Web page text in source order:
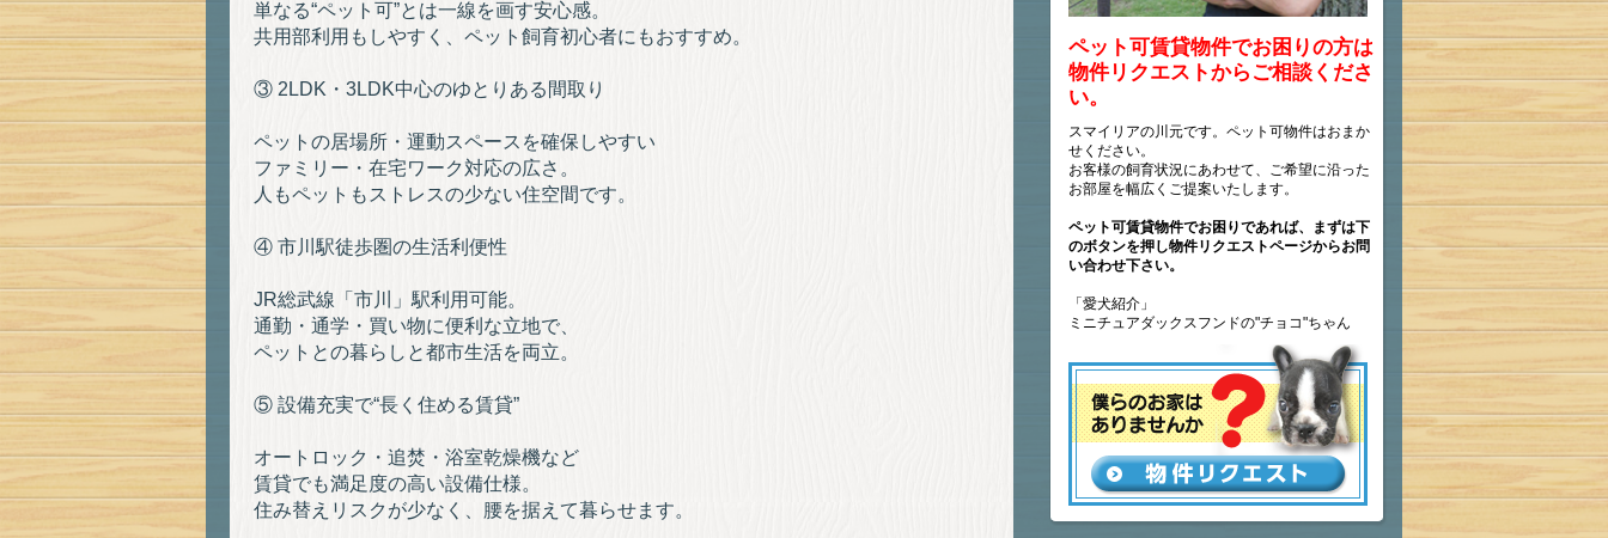
単なる“ペット可”とは一線を画す安心感。
共用部利用もしやすく、ペット飼育初心者にもおすすめ。
③ 2LDK・3LDK中心のゆとりある間取り
ペットの居場所・運動スペースを確保しやすい
ファミリー・在宅ワーク対応の広さ。
人もペットもストレスの少ない住空間です。
④ 市川駅徒歩圏の生活利便性
JR総武線「市川」駅利用可能。
通勤・通学・買い物に便利な立地で、
ペットとの暮らしと都市生活を両立。
⑤ 設備充実で“長く住める賃貸”
オートロック・追焚・浴室乾燥機など
賃貸でも満足度の高い設備仕様。
住み替えリスクが少なく、腰を据えて暮らせます。
ペット可賃貸物件でお困りの方は
物件リクエストからご相談くださ
い。
スマイリアの川元です。ペット可物件はおまか
せください。
お客様の飼育状況にあわせて、ご希望に沿った
お部屋を幅広くご提案いたします。
ペット可賃貸物件でお困りであれば、まずは下
のボタンを押し物件リクエストページからお問
い合わせ下さい。
「愛犬紹介」
ミニチュアダックスフンドの"チョコ"ちゃん